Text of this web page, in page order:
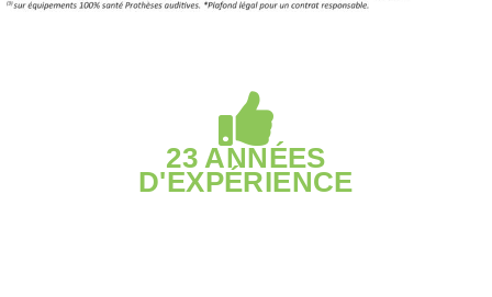
23 ANNÉES
D'EXPÉRIENCE